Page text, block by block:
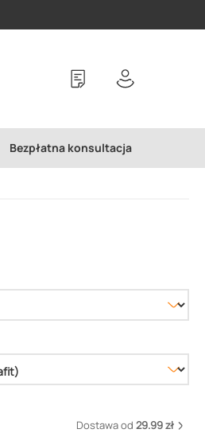
Bezpłatna konsultacja
Dostawa od 29.99 zł